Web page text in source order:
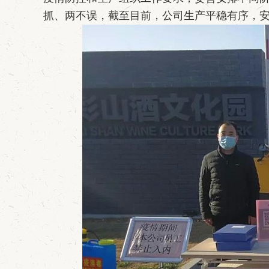
抓、两不误，截至目前，公司生产平稳有序，